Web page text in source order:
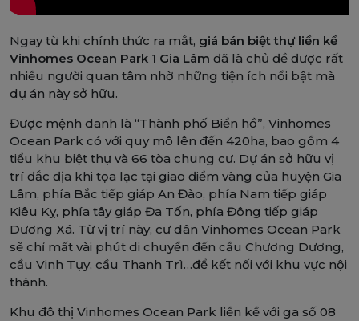
Ngay từ khi chính thức ra mắt, giá bán biệt thự liền kề
Vinhomes Ocean Park 1 Gia Lâm đã là chủ đề được rất
nhiều người quan tâm nhờ những tiện ích nổi bật mà
dự án này sở hữu.
Được mệnh danh là “Thành phố Biển hồ”, Vinhomes
Ocean Park có với quy mô lên đến 420ha, bao gồm 4
tiểu khu biệt thự và 66 tòa chung cư. Dự án sở hữu vị
trí đắc địa khi tọa lạc tại giao điểm vàng của huyện Gia
Lâm, phía Bắc tiếp giáp An Đào, phía Nam tiếp giáp
Kiêu Kỵ, phía tây giáp Đa Tốn, phía Đông tiếp giáp
Dương Xá. Từ vị trí này, cư dân Vinhomes Ocean Park
sẽ chỉ mất vài phút di chuyển đến cầu Chương Dương,
cầu Vinh Tụy, cầu Thanh Trì…để kết nối với khu vực nội
thành.
Khu đô thị Vinhomes Ocean Park liền kề với ga số 08